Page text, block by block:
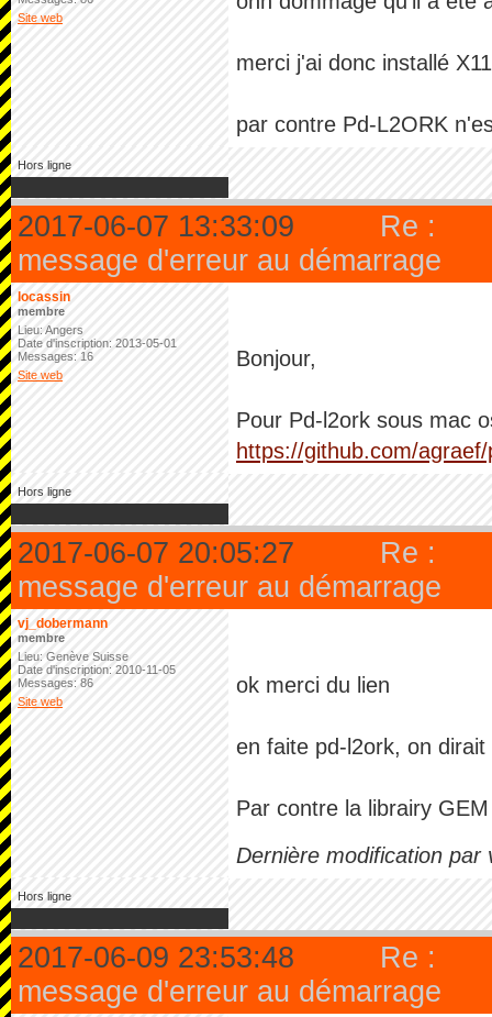
Site web
merci j'ai donc installé
par contre Pd-L2ORK
Hors ligne
2017-06-07 13:33:09
Re :
message d'erreur au démarrage
locassin
membre
Lieu: Angers
Date d'inscription: 2013-05-01
Messages: 16
Site web
Bonjour,
Pour Pd-l2ork sous mac
https://github.com/
Hors ligne
2017-06-07 20:05:27
Re :
message d'erreur au démarrage
vj_dobermann
membre
Lieu: Genève Suisse
Date d'inscription: 2010-11-05
Messages: 86
Site web
ok merci du lien
en faite pd-l2ork, on
Par contre la librairy
Dernière modification
Hors ligne
2017-06-09 23:53:48
Re :
message d'erreur au démarrage